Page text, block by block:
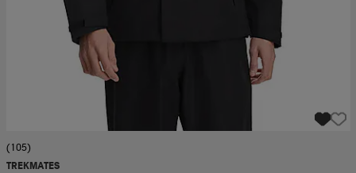
(105)
TREKMATES